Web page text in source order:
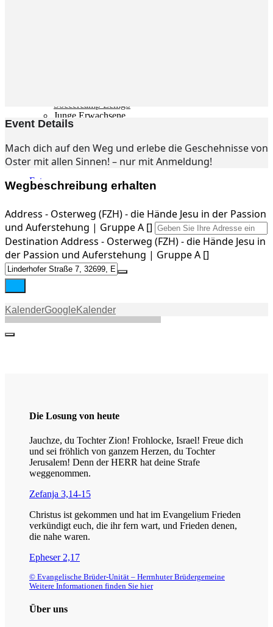
Soccercamp Lemgo
Junge Erwachsene
MBG Hameln
Fotos
Stream
Event Details
Mach dich auf den Weg und erlebe die Geschehnisse von
Oster mit allen Sinnen! – nur mit Anmeldung!
Wegbeschreibung erhalten
Address - Osterweg (FZH) - die Hände Jesu in der Passion
und Auferstehung | Gruppe A []
Destination Address - Osterweg (FZH) - die Hände Jesu in
der Passion und Auferstehung | Gruppe A []
KalenderGoogleKalender
Die Losung von heute
Jauchze, du Tochter Zion! Frohlocke, Israel! Freue dich
und sei fröhlich von ganzem Herzen, du Tochter
Jerusalem! Denn der HERR hat deine Strafe
weggenommen.
Zefanja 3,14-15
Christus ist gekommen und hat im Evangelium Frieden
verkündigt euch, die ihr fern wart, und Frieden denen,
die nahe waren.
Epheser 2,17
© Evangelische Brüder-Unität – Herrnhuter Brüdergemeine
Weitere Informationen finden Sie hier
Über uns